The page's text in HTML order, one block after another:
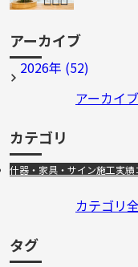
アーカイブ
2026年 (52)
アーカイ
カテゴリ
什器・家具・サイン施工実績
カテゴリ
タグ